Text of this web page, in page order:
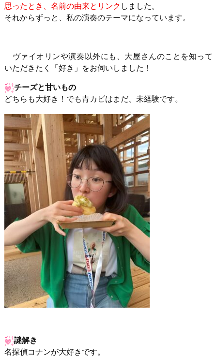
思ったとき、名前の由来とリンク しました。
それからずっと、私の演奏のテーマになっています。
ヴァイオリンや演奏以外にも、大屋さんのことを知って
いただきたく「好き」をお伺いしました！
チーズと甘いもの
どちらも大好き！でも青カビはまだ、未経験です。
謎解き
名探偵コナンが大好きです。